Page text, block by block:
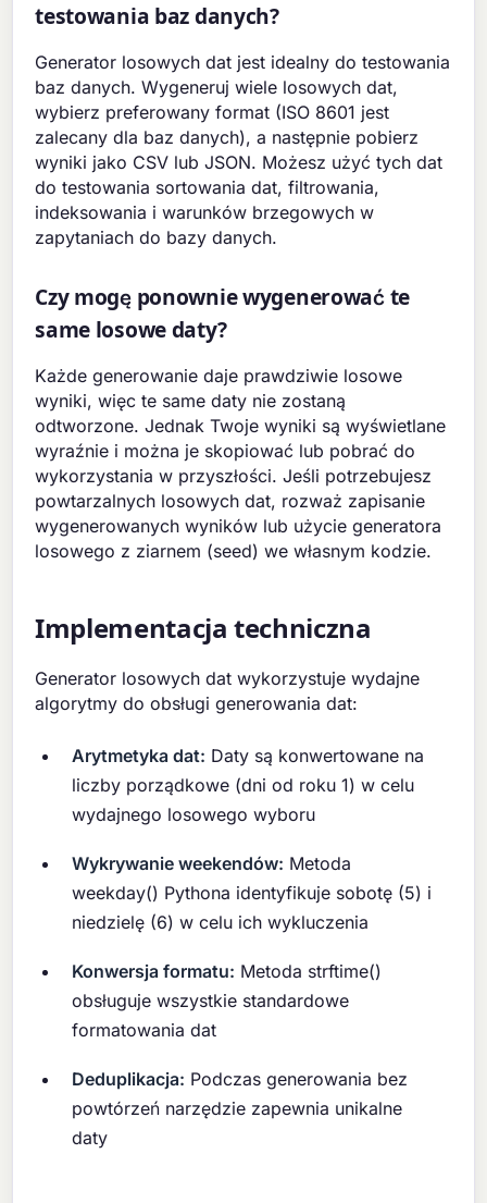
testowania baz danych?
Generator losowych dat jest idealny do testowania
baz danych. Wygeneruj wiele losowych dat,
wybierz preferowany format (ISO 8601 jest
zalecany dla baz danych), a następnie pobierz
wyniki jako CSV lub JSON. Możesz użyć tych dat
do testowania sortowania dat, filtrowania,
indeksowania i warunków brzegowych w
zapytaniach do bazy danych.
Czy mogę ponownie wygenerować te
same losowe daty?
Każde generowanie daje prawdziwie losowe
wyniki, więc te same daty nie zostaną
odtworzone. Jednak Twoje wyniki są wyświetlane
wyraźnie i można je skopiować lub pobrać do
wykorzystania w przyszłości. Jeśli potrzebujesz
powtarzalnych losowych dat, rozważ zapisanie
wygenerowanych wyników lub użycie generatora
losowego z ziarnem (seed) we własnym kodzie.
Implementacja techniczna
Generator losowych dat wykorzystuje wydajne
algorytmy do obsługi generowania dat:
Arytmetyka dat: Daty są konwertowane na
liczby porządkowe (dni od roku 1) w celu
wydajnego losowego wyboru
Wykrywanie weekendów: Metoda
weekday() Pythona identyfikuje sobotę (5) i
niedzielę (6) w celu ich wykluczenia
Konwersja formatu: Metoda strftime()
obsługuje wszystkie standardowe
formatowania dat
Deduplikacja: Podczas generowania bez
powtórzeń narzędzie zapewnia unikalne
daty